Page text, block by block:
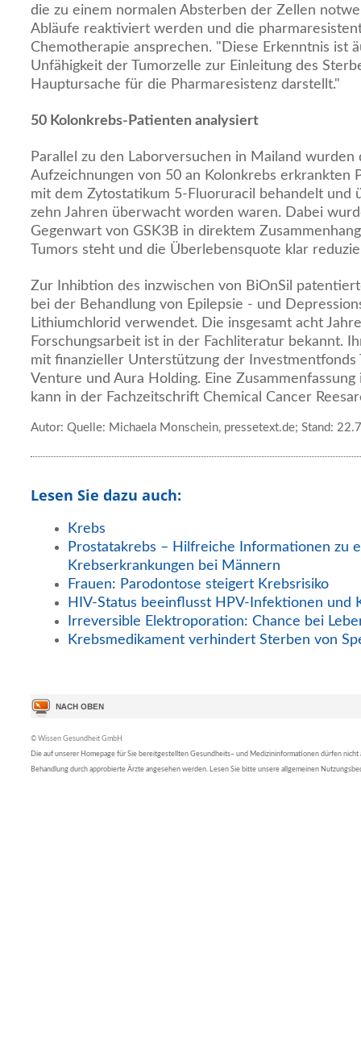
die zu einem normalen Absterben der Zellen
Abläufe reaktiviert werden und die
Chemotherapie ansprechen. "Diese Erkenntnis ist
Unfähigkeit der Tumorzelle zur Einleitung des
Hauptursache für die Pharmaresistenz darstellt."
50 Kolonkrebs-Patienten analysiert
Parallel zu den Laborversuchen in Mailand wurden
Aufzeichnungen von 50 an Kolonkrebs erkrankten
mit dem Zytostatikum 5-Fluoruracil behandelt und
zehn Jahren überwacht worden waren. Dabei
Gegenwart von GSK3B in direktem
Tumors steht und die Überlebensquote klar
Zur Inhibtion des inzwischen von BiOnSil
bei der Behandlung von Epilepsie - und
Lithiumchlorid verwendet. Die insgesamt acht
Forschungsarbeit ist in der Fachliteratur bekannt.
mit finanzieller Unterstützung der Investmentfonds
Venture und Aura Holding. Eine
kann in der Fachzeitschrift Chemical Cancer
Autor: Quelle: Michaela Monschein, pressetext.de; Stand:
Lesen Sie dazu auch:
Krebs
Prostatakrebs – Hilfreiche Informationen zu
Krebserkrankungen bei Männern
Frauen: Parodontose steigert Krebsrisiko
HIV-Status beeinflusst HPV-Infektionen und
Irreversible Elektroporation: Chance bei
Krebsmedikament verhindert Sterben von
© Wissen Gesundheit GmbH
Die auf unserer Homepage für Sie bereitgestellten Gesundheits– und Medizininformationen dürfen nicht
Behandlung durch approbierte Ärzte angesehen werden. Lesen Sie bitte unsere allgemeinen